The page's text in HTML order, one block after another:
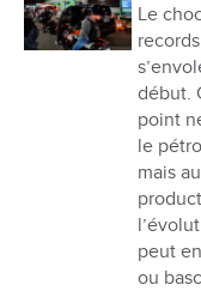
Le
début.
point
le
mais
peut
ou